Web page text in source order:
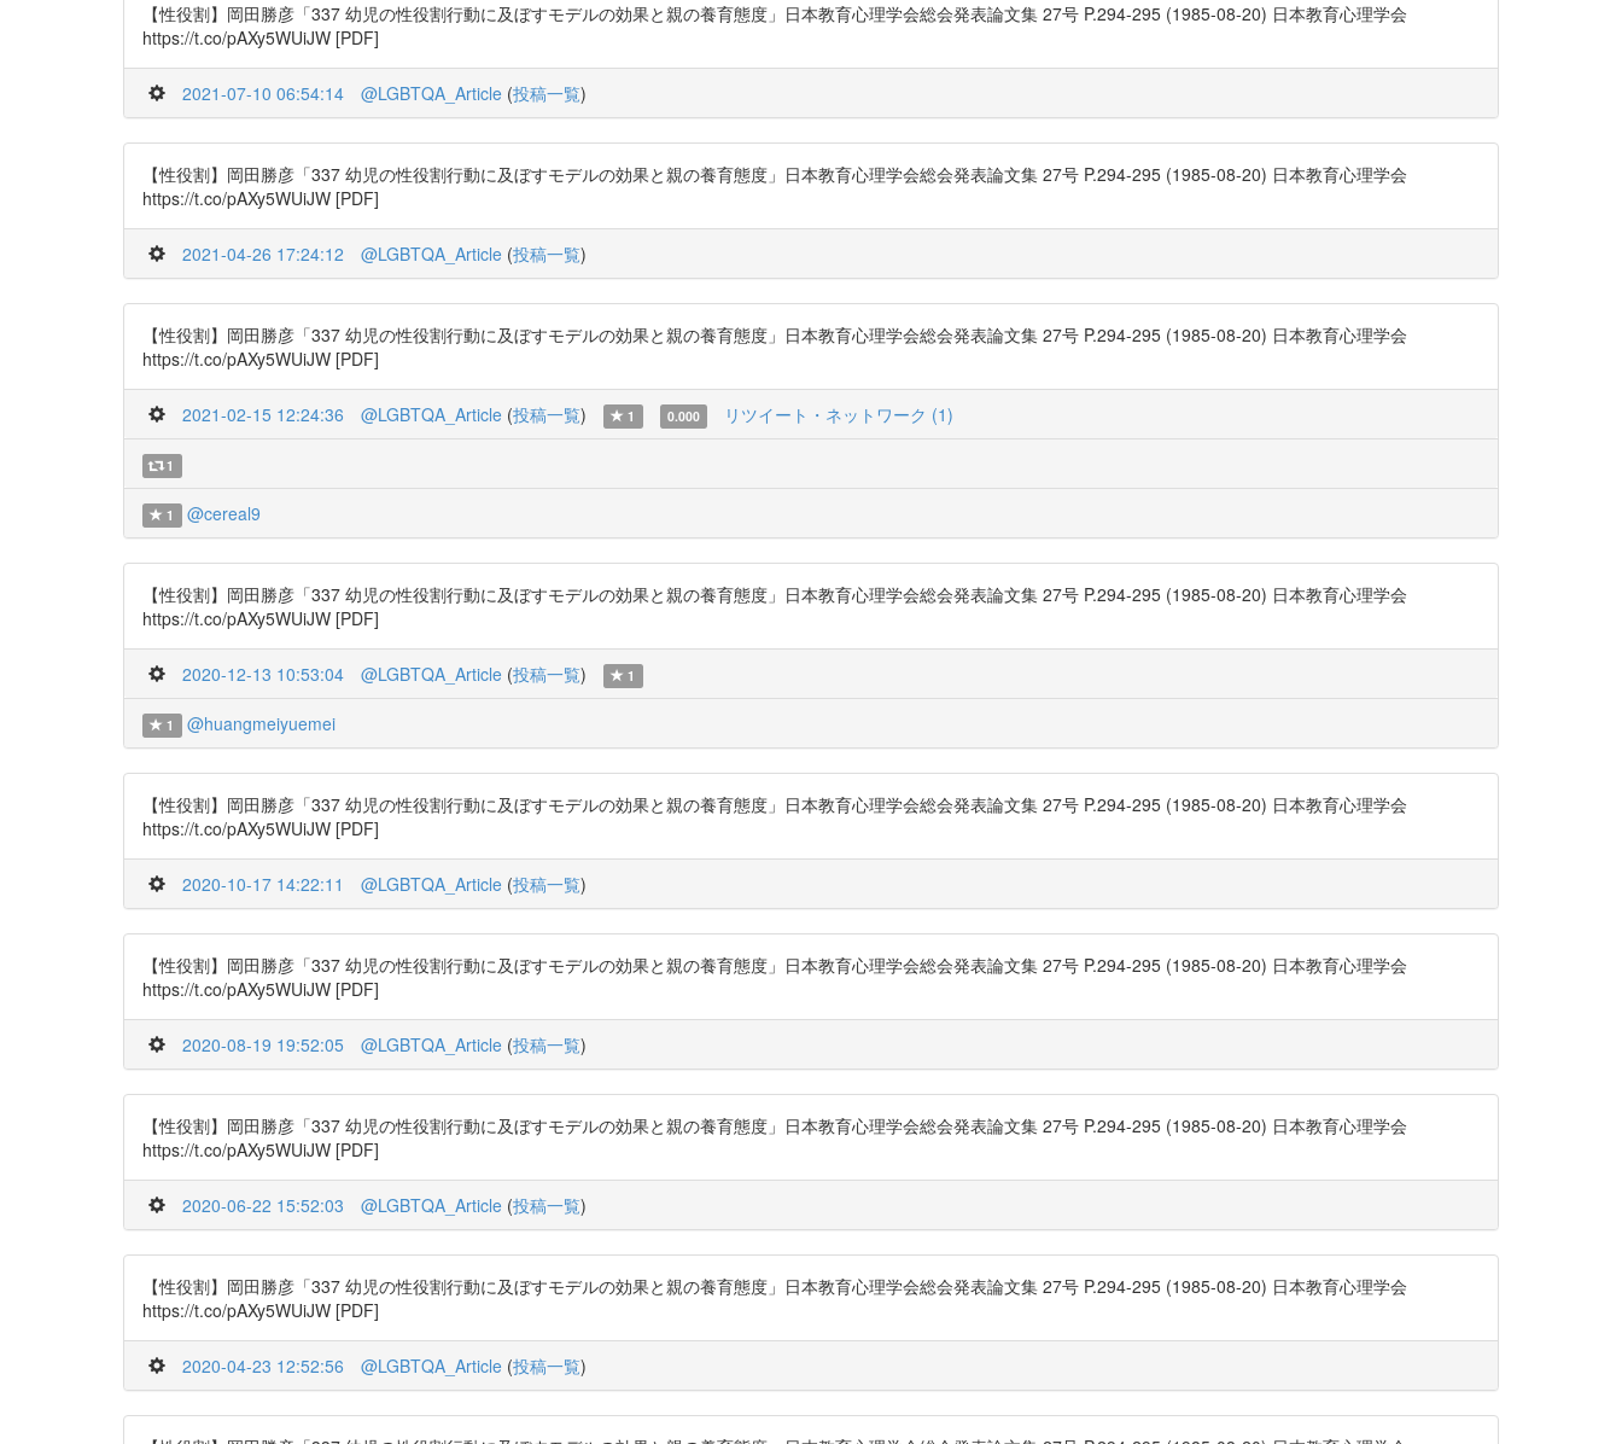
【性役割】岡田勝彦「337 幼児の性役割行動に及ぼすモデルの効果と親の養育態度」日本教育心理学会総会発表論文集 27号 P.294-295 (1985-08-20) 日本教育心理学会
https://t.co/pAXy5WUiJW [PDF]
2021-07-10 06:54:14 @LGBTQA_Article (投稿一覧)
【性役割】岡田勝彦「337 幼児の性役割行動に及ぼすモデルの効果と親の養育態度」日本教育心理学会総会発表論文集 27号 P.294-295 (1985-08-20) 日本教育心理学会
https://t.co/pAXy5WUiJW [PDF]
2021-04-26 17:24:12 @LGBTQA_Article (投稿一覧)
【性役割】岡田勝彦「337 幼児の性役割行動に及ぼすモデルの効果と親の養育態度」日本教育心理学会総会発表論文集 27号 P.294-295 (1985-08-20) 日本教育心理学会
https://t.co/pAXy5WUiJW [PDF]
2021-02-15 12:24:36 @LGBTQA_Article (投稿一覧) 1 0.000 リツイート・ネットワーク (1)
1
1 @cereal9
【性役割】岡田勝彦「337 幼児の性役割行動に及ぼすモデルの効果と親の養育態度」日本教育心理学会総会発表論文集 27号 P.294-295 (1985-08-20) 日本教育心理学会
https://t.co/pAXy5WUiJW [PDF]
2020-12-13 10:53:04 @LGBTQA_Article (投稿一覧) 1
1 @huangmeiyuemei
【性役割】岡田勝彦「337 幼児の性役割行動に及ぼすモデルの効果と親の養育態度」日本教育心理学会総会発表論文集 27号 P.294-295 (1985-08-20) 日本教育心理学会
https://t.co/pAXy5WUiJW [PDF]
2020-10-17 14:22:11 @LGBTQA_Article (投稿一覧)
【性役割】岡田勝彦「337 幼児の性役割行動に及ぼすモデルの効果と親の養育態度」日本教育心理学会総会発表論文集 27号 P.294-295 (1985-08-20) 日本教育心理学会
https://t.co/pAXy5WUiJW [PDF]
2020-08-19 19:52:05 @LGBTQA_Article (投稿一覧)
【性役割】岡田勝彦「337 幼児の性役割行動に及ぼすモデルの効果と親の養育態度」日本教育心理学会総会発表論文集 27号 P.294-295 (1985-08-20) 日本教育心理学会
https://t.co/pAXy5WUiJW [PDF]
2020-06-22 15:52:03 @LGBTQA_Article (投稿一覧)
【性役割】岡田勝彦「337 幼児の性役割行動に及ぼすモデルの効果と親の養育態度」日本教育心理学会総会発表論文集 27号 P.294-295 (1985-08-20) 日本教育心理学会
https://t.co/pAXy5WUiJW [PDF]
2020-04-23 12:52:56 @LGBTQA_Article (投稿一覧)